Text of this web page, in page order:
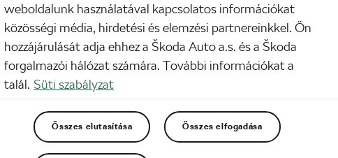
a nap is érzékelhetően melegebben süt fel a hegyek mögött, úgy gyülekeznek
zümmögnek a racsnik a szebbnél szebb fulltelós csodákon, amiket
csak tátott szájjal bámul az ember. De vajon…
weboldalunk használatával kapcsolatos információkat
közösségi média, hirdetési és elemzési partnereinkkel. Ön
hozzájárulását adja ehhez a Škoda Auto a.s. és a Škoda
forgalmazói hálózat számára. További információkat a
talál. Süti szabályzat
Összes elutasítása Összes elfogadása